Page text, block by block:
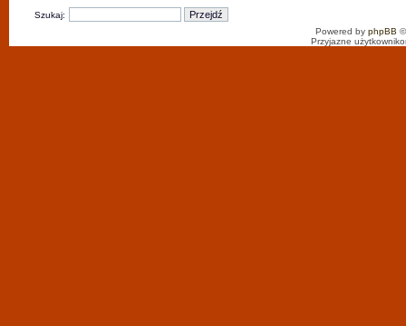
Szukaj:
Powered by phpBB
Przyjazne